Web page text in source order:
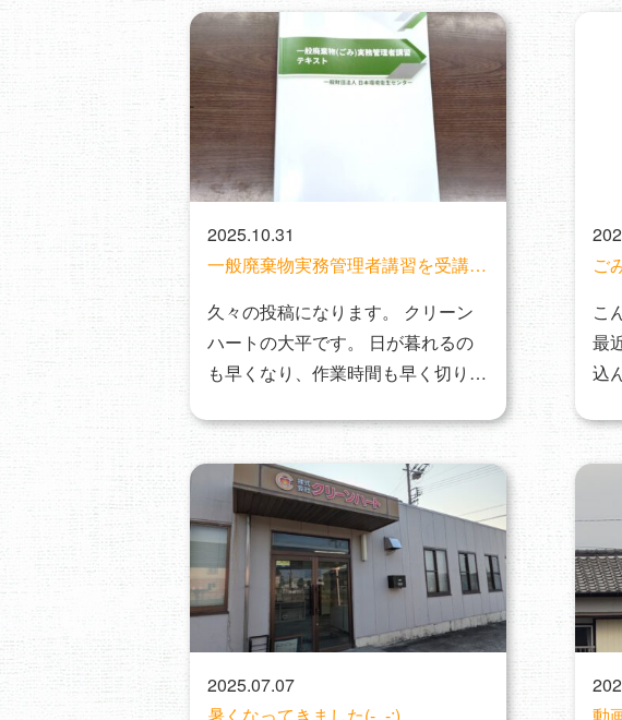
2025.10.31
一般廃棄物実務管理者講習を受講い
久々の投稿になります。 クリーン
ハートの大平です。 日が暮れるの
も早くなり、作業時間も早く切り上
ご
こ
最
込
2025.07.07